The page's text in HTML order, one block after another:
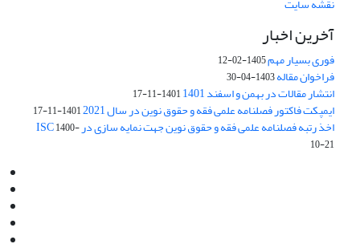
آخرین اخبار
فوری بسیار مهم1405-02-12
فراخوان مقاله1403-04-30
انتشار مقالات در بهمن و اسفند 1401 1401-11-17
ایمپکت فاکتور فصلنامه علمی فقه و حقوق نوین در سال 2021 1401-11-17
اخذ رتبه فصلنامه علمی فقه و حقوق نوین جهت نمایه سازی در ISC1400-
10-21